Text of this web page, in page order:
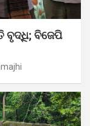
ବୃଦ୍ଧି; ବିଜେପି